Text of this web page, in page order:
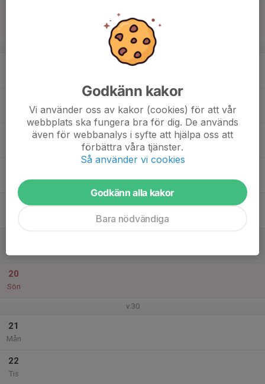
v.29
20
Sön
v.30
21
Mån
22
Tis
Godkänn kakor
Vi använder oss av kakor (cookies) för att vår
webbplats ska fungera bra för dig. De används
även för webbanalys i syfte att hjälpa oss att
förbättra våra tjänster.
Så använder vi cookies
Godkänn alla kakor
Bara nödvändiga